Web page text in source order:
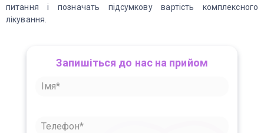
питання і позначать підсумкову вартість комплексного
лікування.
Запишіться до нас на прийом